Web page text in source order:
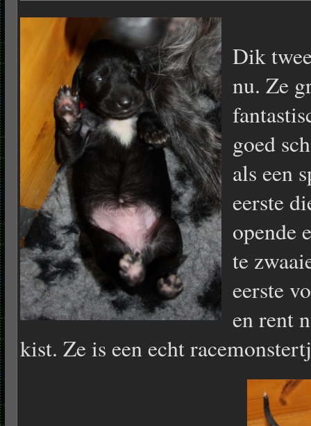
Dik
nu. Ze
goed
als een
eerste
opende
te
eerste
en rent
kist. Ze is een echt